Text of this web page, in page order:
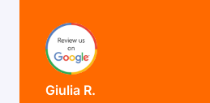
Giulia R.